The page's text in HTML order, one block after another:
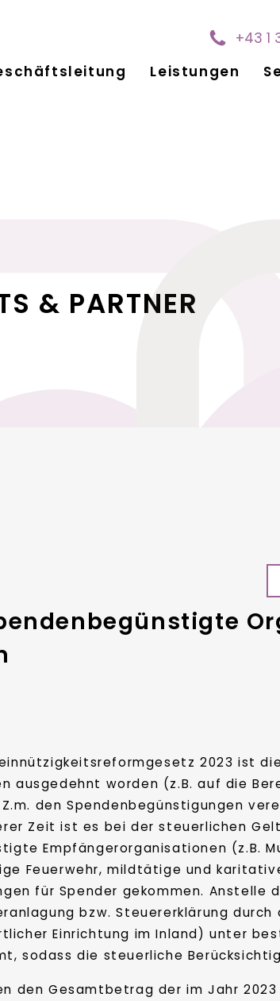
+43 1
Leistungen
& PARTNER
2023 ist
ausgedehnt worden (z.B. auf die
den Spendenbegünstigungen
Zeit ist es bei der steuerlichen
Empfängerorganisationen (z.B.
Feuerwehr, mildtätige und
für Spender gekommen. Anstelle
bzw. Steuererklärung
Einrichtung im Inland) unter
sodass die steuerliche
den Gesamtbetrag der im Jahr